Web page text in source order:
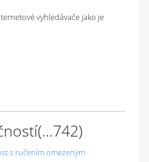
vyhledávače jako je
(...742)
s ručením omezeným